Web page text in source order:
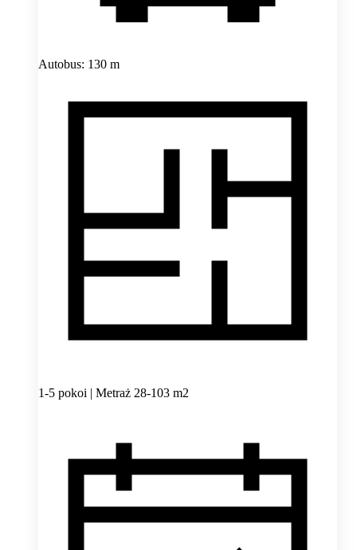
Autobus: 130 m
1-5 pokoi | Metraż 28-103 m2